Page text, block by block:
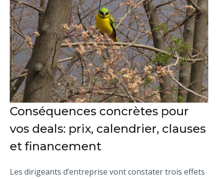
Conséquences concrètes pour
vos deals: prix, calendrier, clauses
et financement
Les dirigeants d’entreprise vont constater trois effets